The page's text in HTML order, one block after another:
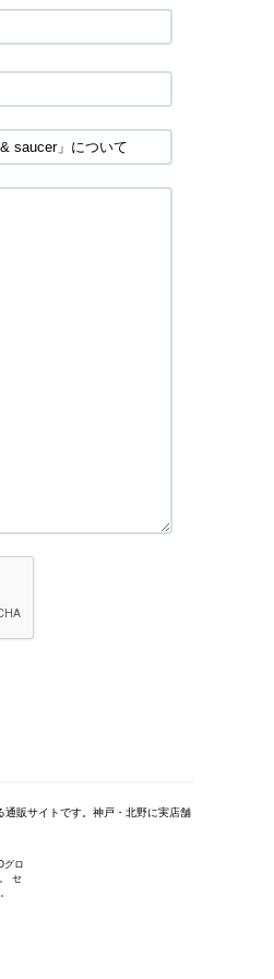
販サイトです。神戸・北野に実店舗
グロ
セ